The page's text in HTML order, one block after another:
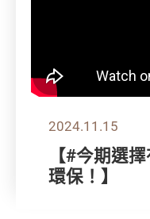
2024.11.15
【#今期選
環保！】